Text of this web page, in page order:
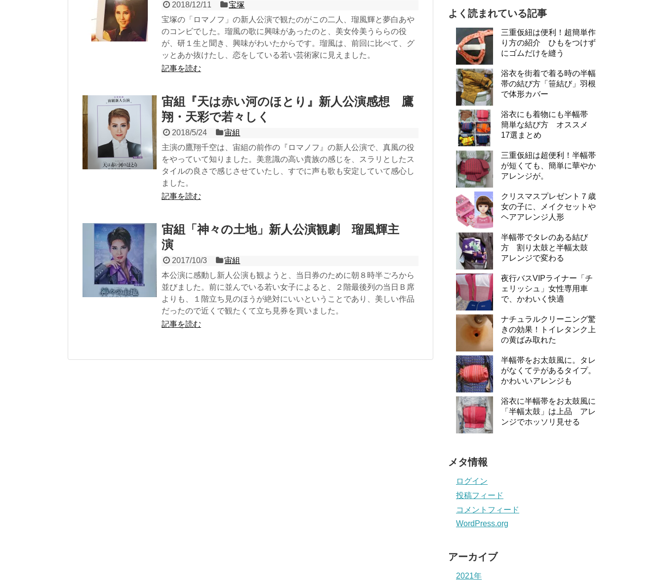
2018/12/11
宝塚
宝塚の「ロマノフ」の新人公演で観たのがこの二人、瑠風輝と夢白あや
のコンビでした。瑠風の歌に興味があったのと、美女伶美うららの役
が、研１生と聞き、興味がわいたからです。瑠風は、前回に比べて、グ
ッとあか抜けたし、恋をしている若い芸術家に見えました。
記事を読む
宙組『天は赤い河のほとり』新人公演感想 鷹
翔・天彩で若々しく
2018/5/24
宙組
主演の鷹翔千空は、宙組の前作の『ロマノフ』の新人公演で、真風の役
をやっていて知りました。美意識の高い貴族の感じを、スラリとしたス
タイルの良さで感じさせていたし、すでに声も歌も安定していて感心し
ました。
記事を読む
宙組「神々の土地」新人公演観劇 瑠風輝主
演
2017/10/3
宙組
本公演に感動し新人公演も観ようと、当日券のために朝８時半ごろから
並びました。前に並んでいる若い女子によると、２階最後列の当日Ｂ席
よりも、１階立ち見のほうが絶対にいいということであり、美しい作品
だったので近くで観たくて立ち見券を買いました。
記事を読む
よく読まれている記事
三重仮紐は便利！超簡単作
り方の紹介 ひもをつけず
にゴムだけを縫う
浴衣を街着で着る時の半幅
帯の結び方「笹結び」羽根
で体形カバー
浴衣にも着物にも半幅帯
簡単な結び方 オススメ
17選まとめ
三重仮紐は超便利！半幅帯
が短くても、簡単に華やか
アレンジが。
クリスマスプレゼント７歳
女の子に、メイクセットや
ヘアアレンジ人形
半幅帯でタレのある結び
方 割り太鼓と半幅太鼓
アレンジで変わる
夜行バスVIPライナー「チ
ェリッシュ」女性専用車
で、かわいく快適
ナチュラルクリーニング驚
きの効果！トイレタンク上
の黄ばみ取れた
半幅帯をお太鼓風に。タレ
がなくてテがあるタイプ。
かわいいアレンジも
浴衣に半幅帯をお太鼓風に
「半幅太鼓」は上品 アレ
ンジでホッソリ見せる
メタ情報
ログイン
投稿フィード
コメントフィード
WordPress.org
アーカイブ
2021年